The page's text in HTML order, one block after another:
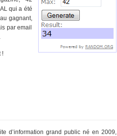
qui a été
gagnant,
par email
!
d’information grand public né en 2009,